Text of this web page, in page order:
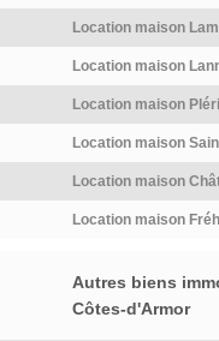
Location maison
Location maison
Location maison
Location maison
Location maison
Location maison
Autres biens
Côtes-d'Armor